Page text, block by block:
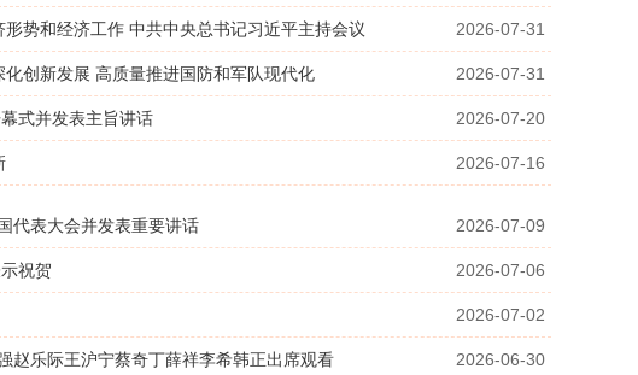
势和经济工作 中共中央总书记习近平主持会议 2026-07-31
创新发展 高质量推进国防和军队现代化 2026-07-31
式并发表主旨讲话 2026-07-20
2026-07-16
代表大会并发表重要讲话 2026-07-09
祝贺 2026-07-06
2026-07-02
赵乐际王沪宁蔡奇丁薛祥李希韩正出席观看 2026-06-30